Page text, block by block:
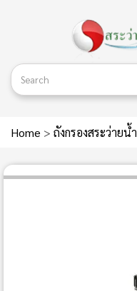
Home > ถังกรองสระว่ายน้ำ